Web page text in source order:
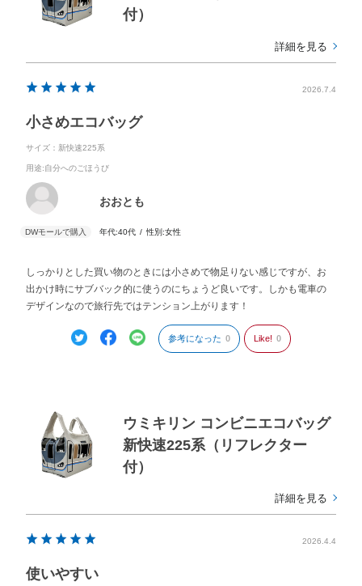
付）
詳細を見る
2026.7.4
小さめエコバッグ
サイズ：新快速225系
用途:自分へのごほうび
おおとも
年代:40代 性別:女性
しっかりとした買い物のときには小さめで物足りない感じですが、お
出かけ時にサブバック的に使うのにちょうど良いです。しかも電車の
デザインなので旅行先ではテンション上がります！
参考になった 0 Like! 0
ウミキリン コンビニエコバッグ
新快速225系（リフレクター
付）
詳細を見る
2026.4.4
使いやすい